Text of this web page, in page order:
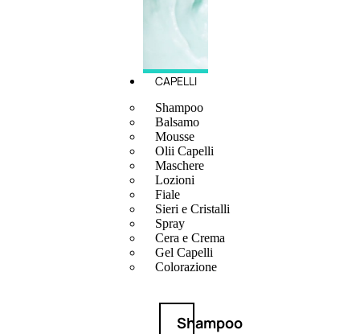
CAPELLI
Shampoo
Balsamo
Mousse
Olii Capelli
Maschere
Lozioni
Fiale
Sieri e Cristalli
Spray
Cera e Crema
Gel Capelli
Colorazione
Shampoo